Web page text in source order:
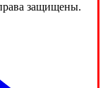
защищены.